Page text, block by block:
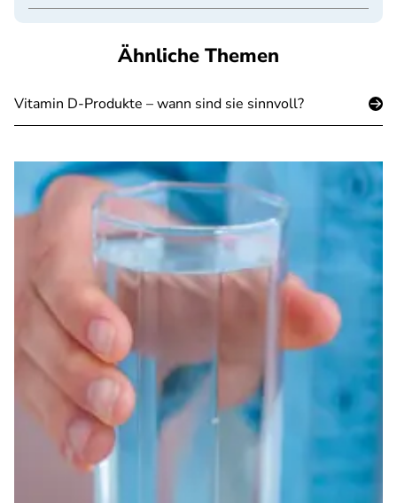
Ähnliche Themen
Vitamin D-Produkte – wann sind sie sinnvoll?